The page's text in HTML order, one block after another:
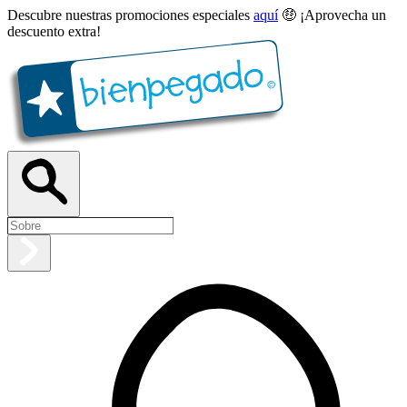
Descubre nuestras promociones especiales aquí🤑 ¡Aprovecha un
descuento extra!